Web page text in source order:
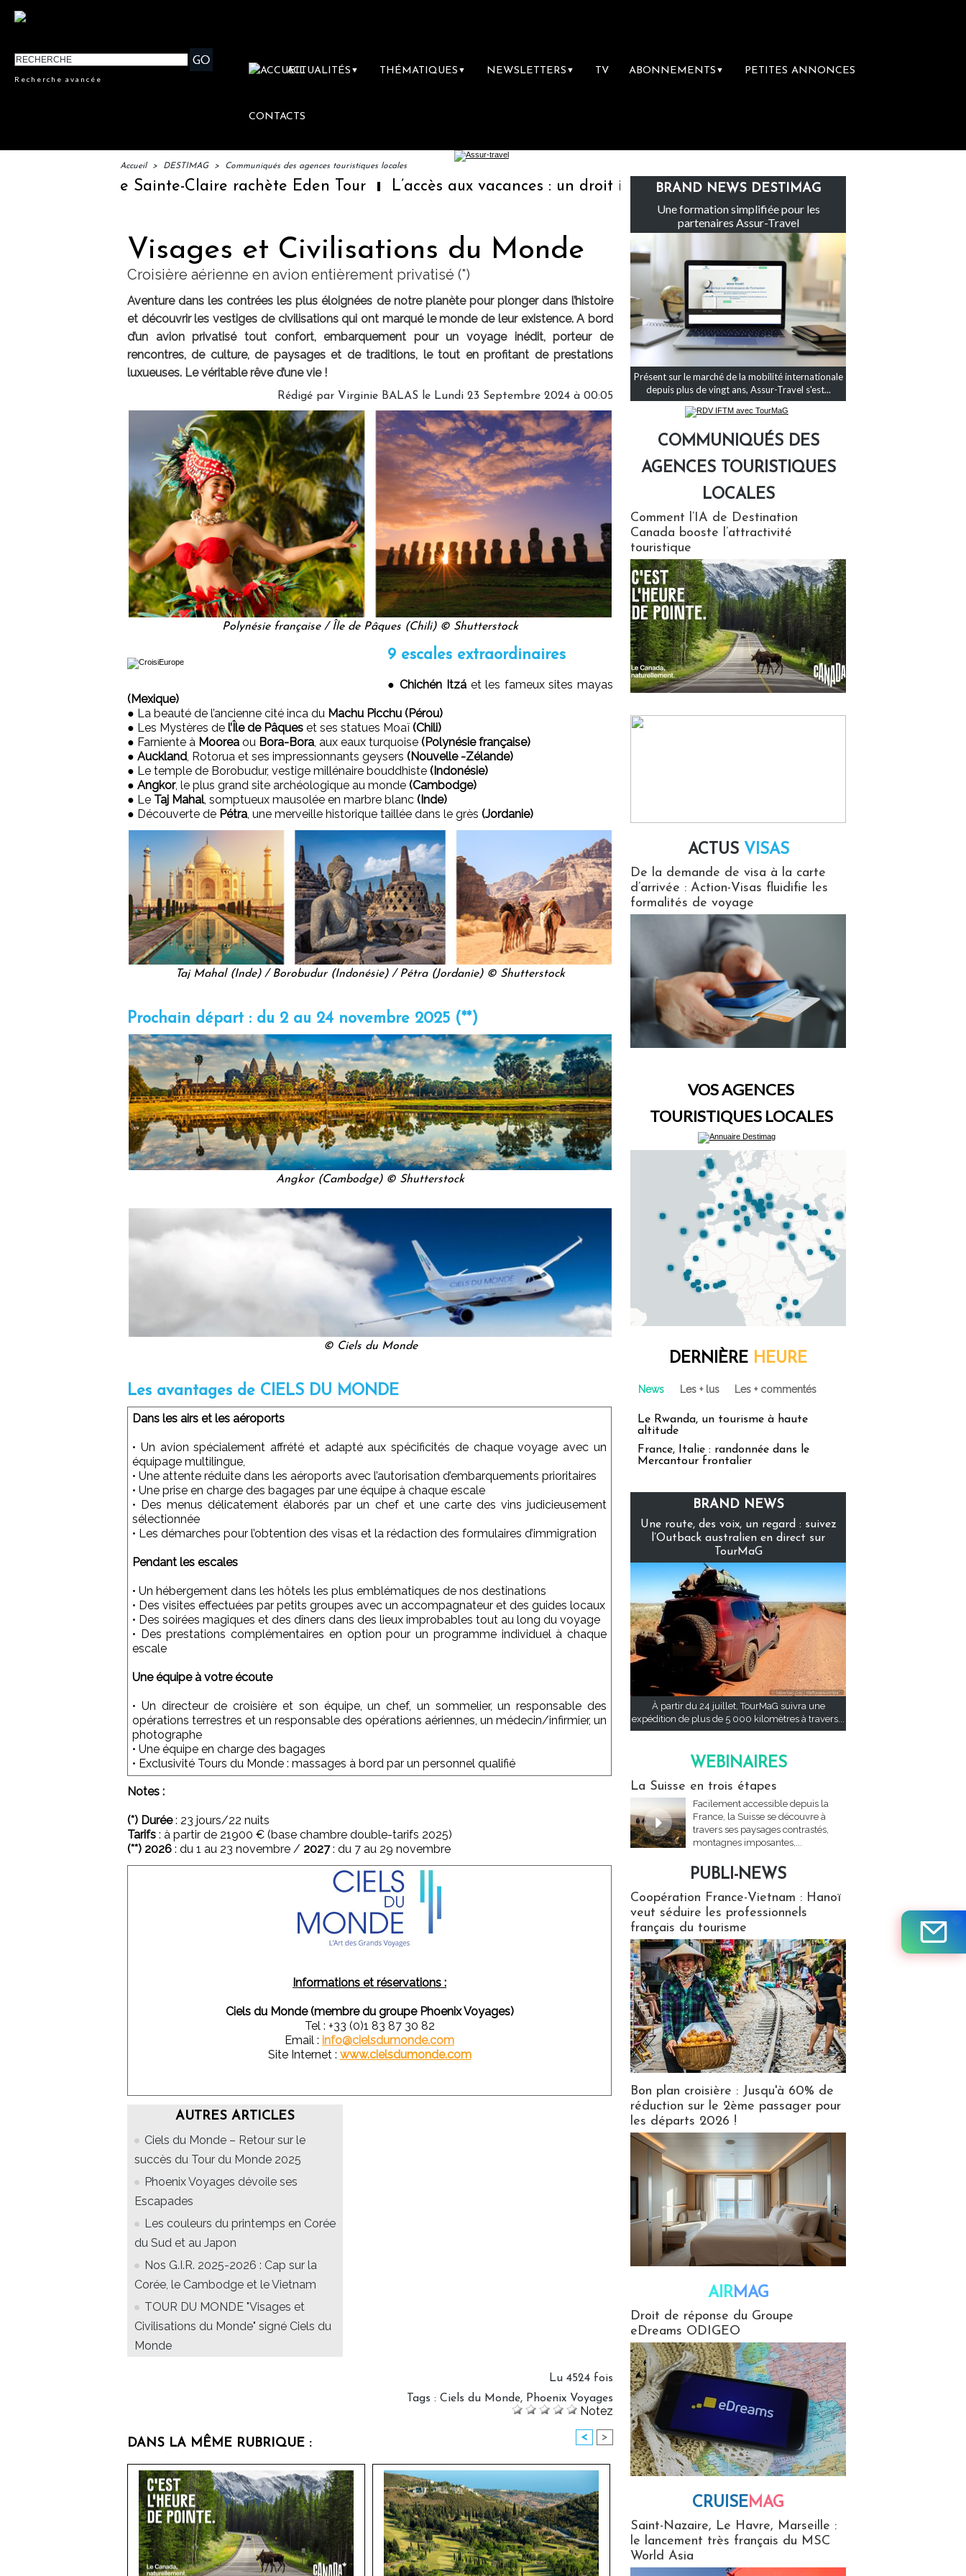
Recherche avancée
ACTUALITÉS ▼ THÉMATIQUES ▼ NEWSLETTERS ▼ TV ABONNEMENTS ▼ PETITES ANNONCES
CONTACTS
Accueil > DESTIMAG > Communiqués des agences touristiques locales
Le groupe Sainte-Claire rachète Eden Tour L’accès aux vacances : un droit inachevé totalement abandonné par les politiques
Visages et Civilisations du Monde
Croisière aérienne en avion entièrement privatisé (*)
Aventure dans les contrées les plus éloignées de notre planète pour plonger dans l’histoire
et découvrir les vestiges de civilisations qui ont marqué le monde de leur existence. A bord
d’un avion privatisé tout confort, embarquement pour un voyage inédit, porteur de
rencontres, de culture, de paysages et de traditions, le tout en profitant de prestations
luxueuses. Le véritable rêve d’une vie !
Rédigé par Virginie BALAS le Lundi 23 Septembre 2024 à 00:05
Polynésie française / Île de Pâques (Chili) © Shutterstock
9 escales extraordinaires
●Chichén Itzáet les fameux sites mayas
(Mexique)
● La beauté de l’ancienne cité inca du Machu Picchu (Pérou)
● Les Mystères de l’Île de Pâques et ses statues Moaï (Chili)
● Farniente à Moorea ou Bora-Bora, aux eaux turquoise (Polynésie française)
● Auckland, Rotorua et ses impressionnants geysers (Nouvelle -Zélande)
● Le temple de Borobudur, vestige millénaire bouddhiste (Indonésie)
● Angkor, le plus grand site archéologique au monde (Cambodge)
● Le Taj Mahal, somptueux mausolée en marbre blanc (Inde)
● Découverte de Pétra, une merveille historique taillée dans le grès (Jordanie)
Taj Mahal (Inde) / Borobudur (Indonésie) / Pétra (Jordanie) © Shutterstock
Prochain départ : du 2 au 24 novembre 2025 (**)
Angkor (Cambodge) © Shutterstock
© Ciels du Monde
Les avantages de CIELS DU MONDE
Dans les airs et les aéroports
• Un avion spécialement affrété et adapté aux spécificités de chaque voyage avec un
équipage multilingue,
• Une attente réduite dans les aéroports avec l’autorisation d’embarquements prioritaires
• Une prise en charge des bagages par une équipe à chaque escale
• Des menus délicatement élaborés par un chef et une carte des vins judicieusement
sélectionnée
• Les démarches pour l’obtention des visas et la rédaction des formulaires d’immigration
Pendant les escales
• Un hébergement dans les hôtels les plus emblématiques de nos destinations
• Des visites effectuées par petits groupes avec un accompagnateur et des guides locaux
• Des soirées magiques et des dîners dans des lieux improbables tout au long du voyage
• Des prestations complémentaires en option pour un programme individuel à chaque
escale
Une équipe à votre écoute
• Un directeur de croisière et son équipe, un chef, un sommelier, un responsable des
opérations terrestres et un responsable des opérations aériennes, un médecin/infirmier, un
photographe
• Une équipe en charge des bagages
• Exclusivité Tours du Monde : massages à bord par un personnel qualifié
Notes :
(*) Durée: 23 jours/22 nuits
Tarifs : à partir de 21900 € (base chambre double-tarifs 2025)
(**) 2026 : du 1 au 23 novembre / 2027: du 7 au 29 novembre
Informations et réservations :
Ciels du Monde (membre du groupe Phoenix Voyages)
Tel : +33 (0)1 83 87 30 82
Email : info@cielsdumonde.com
Site Internet : www.cielsdumonde.com
AUTRES ARTICLES
Ciels du Monde – Retour sur le
succès du Tour du Monde 2025
Phoenix Voyages dévoile ses
Escapades
Les couleurs du printemps en Corée
du Sud et au Japon
Nos G.I.R. 2025-2026 : Cap sur la
Corée, le Cambodge et le Vietnam
TOUR DU MONDE "Visages et
Civilisations du Monde" signé Ciels du
Monde
Lu 4524 fois
Tags : Ciels du Monde, Phoenix Voyages
Notez
DANS LA MÊME RUBRIQUE : < >
BRAND NEWS DESTIMAG
Une formation simplifiée pour les
partenaires Assur-Travel
Présent sur le marché de la mobilité internationale
depuis plus de vingt ans, Assur-Travel s'est...
COMMUNIQUÉS DES
AGENCES TOURISTIQUES
LOCALES
Comment l’IA de Destination
Canada booste l’attractivité
touristique
ACTUS VISAS
De la demande de visa à la carte
d’arrivée : Action-Visas fluidifie les
formalités de voyage
VOS AGENCES
TOURISTIQUES LOCALES
DERNIÈRE HEURE
News Les + lus Les + commentés
Le Rwanda, un tourisme à haute
altitude
France, Italie : randonnée dans le
Mercantour frontalier
BRAND NEWS
Une route, des voix, un regard : suivez
l’Outback australien en direct sur
TourMaG
À partir du 24 juillet, TourMaG suivra une
expédition de plus de 5 000 kilomètres à travers...
WEBINAIRES
La Suisse en trois étapes
Facilement accessible depuis la
France, la Suisse se découvre à
travers ses paysages contrastés,
montagnes imposantes,...
PUBLI-NEWS
Coopération France-Vietnam : Hanoï
veut séduire les professionnels
français du tourisme
Bon plan croisière : Jusqu'à 60% de
réduction sur le 2ème passager pour
les départs 2026 !
AIRMAG
Droit de réponse du Groupe
eDreams ODIGEO
CRUISEMAG
Saint-Nazaire, Le Havre, Marseille :
le lancement très français du MSC
World Asia